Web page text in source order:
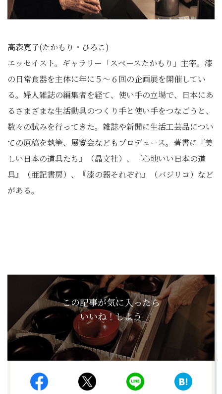
髙森寛子(たかもり・ひろこ)
エッセイスト。ギャラリー「スペースたかもり」主宰。漆
の日常食器を主体に年に５〜６回の企画展を開催してい
る。婦人雑誌の編集者を経て、使い手の立場で、日本にあ
るさまざまな生活動具のつくり手と使い手をつなごうと、
数々の試みを行ってきた。雑誌や新聞に生活工芸品につい
ての原稿を執筆、展覧会などもプロデュース。著書に『美
しい日本の道具たち』（晶文社）、『心地いい日本の道
具』（亜記書房）、『漆の器それぞれ』（バジリコ）など
がある。
この記事が気に入ったら
いいね！しよう